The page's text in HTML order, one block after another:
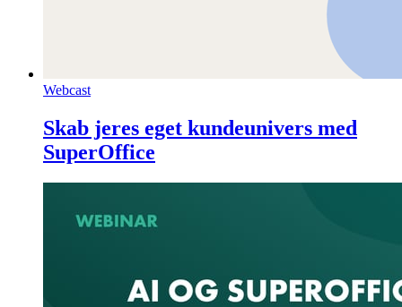
Webcast
Skab jeres eget kundeunivers med
SuperOffice